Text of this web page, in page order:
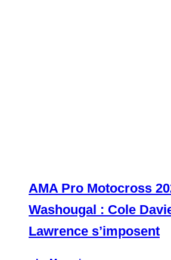
AMA Pro Motocross
Washougal : Cole
Lawrence s’imposent